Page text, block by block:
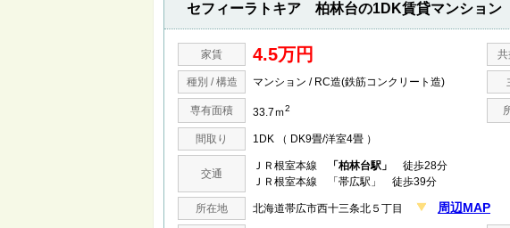
帯広の中古マンシ
旭川の中古マンシ
セフィーラトキア 柏林台の1DK賃貸マンション
家賃 4.5万円 共
種別 / 構造 マンション / RC造(鉄筋コンクリート造)
専有面積 33.7ｍ2
間取り 1DK （ DK9畳/洋室4畳 ）
交通
ＪＲ根室本線 「柏林台駅」
徒歩28分
ＪＲ根室本線 「帯広駅」 徒歩39分
所在地 北海道帯広市西十三条北５丁目 周辺MAP